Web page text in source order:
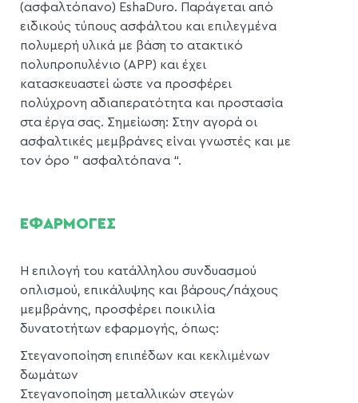
(ασφαλτόπανο) EshaDuro. Παράγεται από
ειδικούς τύπους ασφάλτου και επιλεγμένα
πολυμερή υλικά με βάση το ατακτικό
πολυπροπυλένιο (ΑΡΡ) και έχει
κατασκευαστεί ώστε να προσφέρει
πολύχρονη αδιαπερατότητα και προστασία
στα έργα σας. Σημείωση: Στην αγορά οι
ασφαλτικές μεμβράνες είναι γνωστές και με
τον όρο ” ασφαλτόπανα “.
ΕΦΑΡΜΟΓΕΣ
Η επιλογή του κατάλληλου συνδυασμού
οπλισμού, επικάλυψης και βάρους/πάχους
μεμβράνης, προσφέρει ποικιλία
δυνατοτήτων εφαρμογής, όπως:
Στεγανοποίηση επιπέδων και κεκλιμένων
δωμάτων
Στεγανοποίηση μεταλλικών στεγών